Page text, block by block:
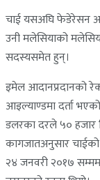
चाई यसअघि फेडेरेसन
उनी मलेसियाको
सदस्यसमेत हुन्।
इमेल आदानप्रदानको
आइल्याण्डमा दर्ता
डलरका दरले ५० हजार
कागजातअनुसार
२४ जनवरी २०१७